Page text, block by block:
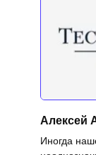
Алексей
Иногда